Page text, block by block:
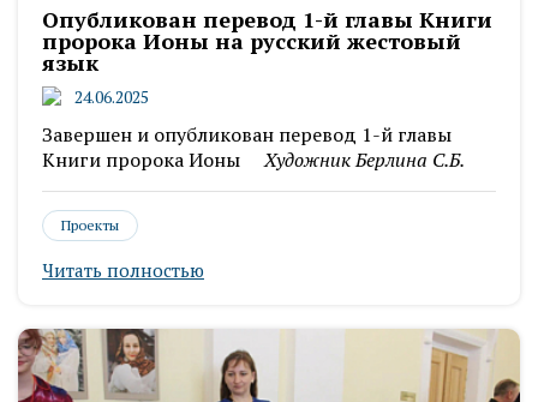
Опубликован перевод 1-й главы Книги
пророка Ионы на русский жестовый
язык
24.06.2025
Завершен и опубликован перевод 1-й главы
Книги пророка ИоныХудожник Берлина С.Б.
Проекты
Читать полностью